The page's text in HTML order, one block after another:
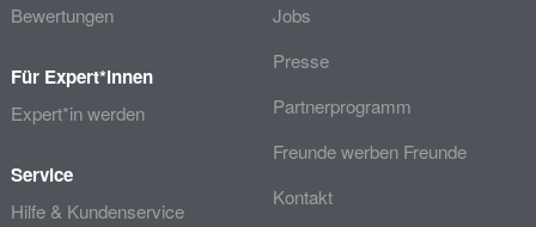
Bewertungen
Für Expert*innen
Expert*in werden
Service
Hilfe & Kundenservice
Jobs
Presse
Partnerprogramm
Freunde werben Freunde
Kontakt